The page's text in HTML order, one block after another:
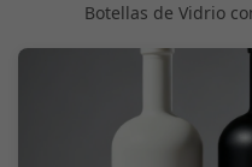
Botellas de Vidrio